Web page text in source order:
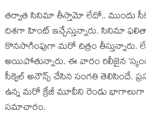
తర్వాత సినిమా తీస్తామో లేదో.. ముందు
దిశగా హింట్ ఇచ్చేస్తున్నారు. సినిమా
కొనసాగింపుగా మరో చిత్రం తీస్తున్నారు.
అయిపోతున్నారు. ఈ వారం రిలీజైన
సీక్వెల్ అనౌన్స్ చేసిన సంగతి తెలిసిందే.
ఉన్న మరో క్రేజీ మూవీని రెండు
సమాచారం.